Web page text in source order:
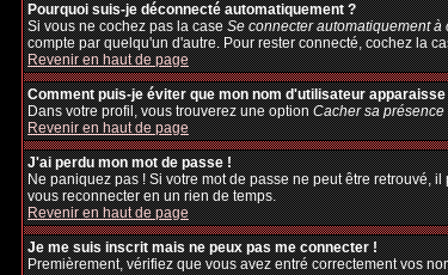
Pourquoi suis-je déconnecté automatiquement ?
Si vous ne cochez pas la caseSe connecter automatiquement à
compte par quelqu'un d'autre. Pour rester connecté, cochez la
Revenir en haut de page
Comment puis-je éviter que mon nom d'utilisateur
Dans votre profil, vous trouverez une optionCacher sa
Revenir en haut de page
J'ai perdu mon mot de passe !
Ne paniquez pas ! Si votre mot de passe ne peut être retrouvé,
vous reconnecter en un rien de temps.
Revenir en haut de page
Je me suis inscrit mais ne peux pas me connecter !
Premièrement, vérifiez que vous avez entré correctement vos